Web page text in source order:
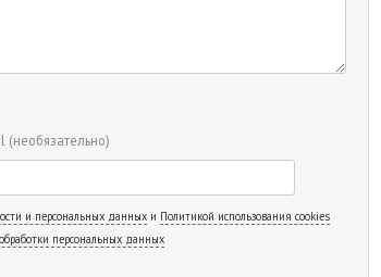
(необязательно)
и персональных данных и Политикой использования cookies
персональных данных